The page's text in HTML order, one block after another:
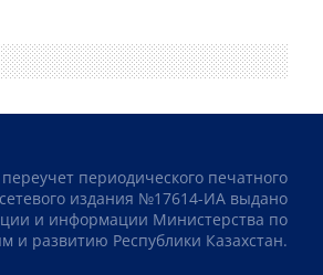
периодического печатного
издания №17614-ИА выдано
и информации Министерства по
и развитию Республики Казахстан.